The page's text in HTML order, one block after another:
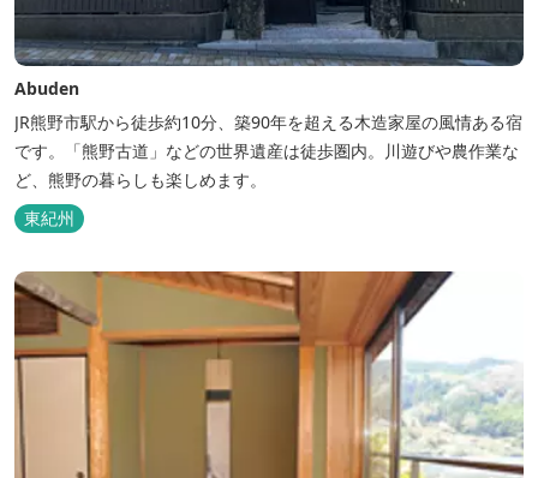
Abuden
JR熊野市駅から徒歩約10分、築90年を超える木造家屋の風情ある宿
です。「熊野古道」などの世界遺産は徒歩圏内。川遊びや農作業な
ど、熊野の暮らしも楽しめます。
東紀州